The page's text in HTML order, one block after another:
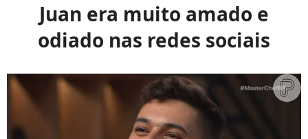
Juan era muito amado e
odiado nas redes sociais